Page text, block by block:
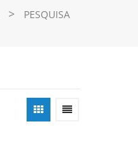
> PESQUISA